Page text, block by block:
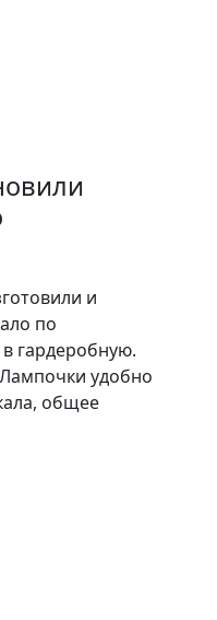
и
по
гардеробную.
удобно
общее